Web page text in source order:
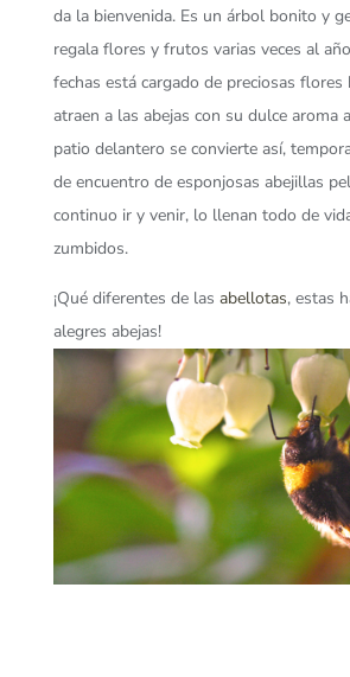
da la bienvenida. Es un árbol bonito y
regala flores y frutos varias veces al
fechas está cargado de preciosas flores
atraen a las abejas con su dulce aroma
patio delantero se convierte así,
de encuentro de esponjosas abejillas
continuo ir y venir, lo llenan todo de
zumbidos.
¡Qué diferentes de las abellotas, estas
alegres abejas!